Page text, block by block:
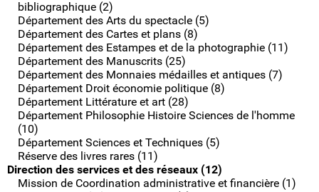
bibliographique (2)
Département des Arts du spectacle (5)
Département des Cartes et plans (8)
Département des Estampes et de la photographie (11)
Département des Manuscrits (25)
Département des Monnaies médailles et antiques (7)
Département Droit économie politique (8)
Département Littérature et art (28)
Département Philosophie Histoire Sciences de l'homme
(10)
Département Sciences et Techniques (5)
Réserve des livres rares (11)
Direction des services et des réseaux (12)
Mission de Coordination administrative et financière (1)